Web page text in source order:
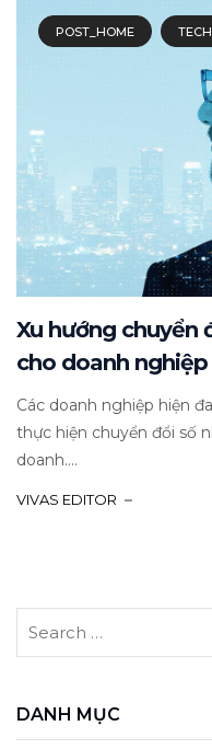
POST_HOME
Xu hướng chuyển
cho doanh nghiệp
Các doanh nghiệp hiện
thực hiện chuyển đổi số
doanh....
VIVAS EDITOR
DANH MỤC